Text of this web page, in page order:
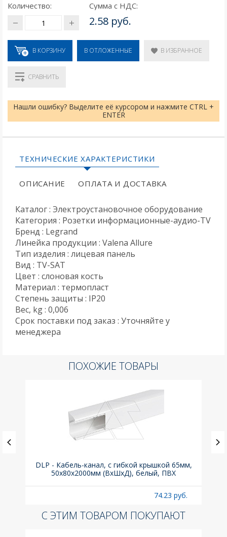
Количество: Сумма с НДС:
2.58 руб.
В КОРЗИНУ В ОТЛОЖЕННЫЕ В ИЗБРАННОЕ
СРАВНИТЬ
Нашли ошибку? Выделите её курсором и нажмите CTRL +
ENTER
ТЕХНИЧЕСКИЕ ХАРАКТЕРИСТИКИ
ОПИСАНИЕ ОПЛАТА И ДОСТАВКА
Каталог : Электроустановочное оборудование
Категория : Розетки информационные-аудио-TV
Бренд : Legrand
Линейка продукции : Valena Allure
Тип изделия : лицевая панель
Вид : TV-SAT
Цвет : слоновая кость
Материал : термопласт
Степень защиты : IP20
Вес, kg : 0,006
Срок поставки под заказ : Уточняйте у
менеджера
ПОХОЖИЕ ТОВАРЫ
DLP - Кабель-канал, с гибкой крышкой 65мм,
50x80х2000мм (ВхШхД), белый, ПВХ
74.23 руб.
С ЭТИМ ТОВАРОМ ПОКУПАЮТ